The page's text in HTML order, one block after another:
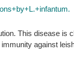
This disease is
against